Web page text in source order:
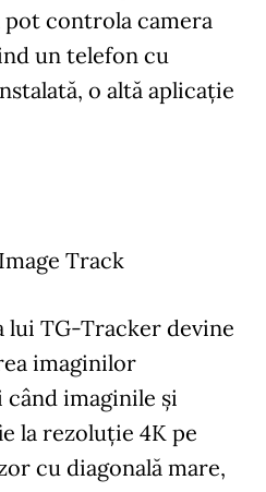
pot controla camera
un telefon cu
o altă aplicaţie
Track
lui TG-Tracker devine
imaginilor
imaginile şi
la rezoluţie 4K pe
cu diagonală mare,